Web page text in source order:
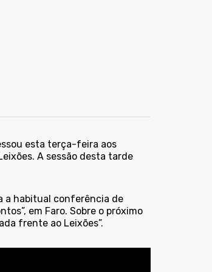
esta terça-feira aos
A sessão desta tarde
a habitual conferência de
em Faro. Sobre o próximo
frente ao Leixões”.